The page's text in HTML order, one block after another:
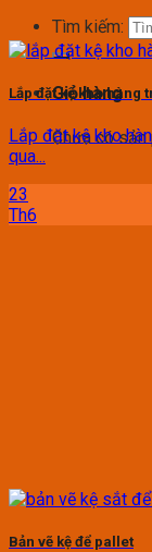
Tìm kiếm:
Giỏ hàng
Chưa có sản
Lắp đặt kệ kho hàng
Lắp đặt kệ kho
qua...
23
Th6
Bản vẽ kệ để pallet